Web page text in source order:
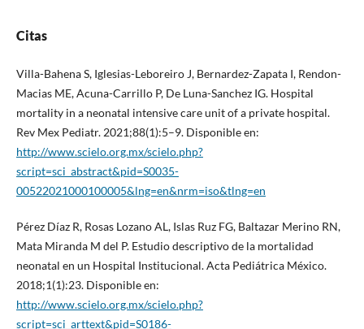
Citas
Villa-Bahena S, Iglesias-Leboreiro J, Bernardez-Zapata I, Rendon-
Macias ME, Acuna-Carrillo P, De Luna-Sanchez IG. Hospital
mortality in a neonatal intensive care unit of a private hospital.
Rev Mex Pediatr. 2021;88(1):5–9. Disponible en:
http://www.scielo.org.mx/scielo.php?
script=sci_abstract&pid=S0035-
00522021000100005&lng=en&nrm=iso&tlng=en
Pérez Díaz R, Rosas Lozano AL, Islas Ruz FG, Baltazar Merino RN,
Mata Miranda M del P. Estudio descriptivo de la mortalidad
neonatal en un Hospital Institucional. Acta Pediátrica México.
2018;1(1):23. Disponible en:
http://www.scielo.org.mx/scielo.php?
script=sci_arttext&pid=S0186-